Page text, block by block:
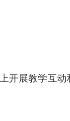
开展教学互动